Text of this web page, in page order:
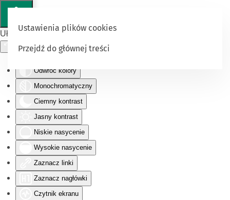
Ułatwienia dostępu
Odwróć kolory
Monochromatyczny
Ciemny kontrast
Jasny kontrast
Niskie nasycenie
Wysokie nasycenie
Zaznacz linki
Zaznacz nagłówki
Czytnik ekranu
Ustawienia plików cookies
Przejdź do głównej treści